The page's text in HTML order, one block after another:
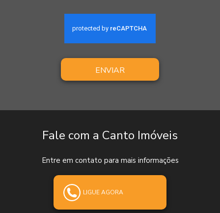
ENVIAR
Fale com a Canto Imóveis
Entre em contato para mais informações
LIGUE AGORA